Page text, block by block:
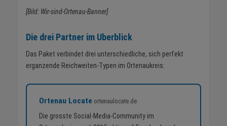
[Bild: Wir-sind-Ortenau-Banner]
Die drei Partner im Uberblick
Das Paket verbindet drei unterschiedliche, sich perfekt
erganzende Reichweiten-Typen im Ortenaukreis:
Ortenau Locate ortenaulocate.de
Die grosste Social-Media-Community im